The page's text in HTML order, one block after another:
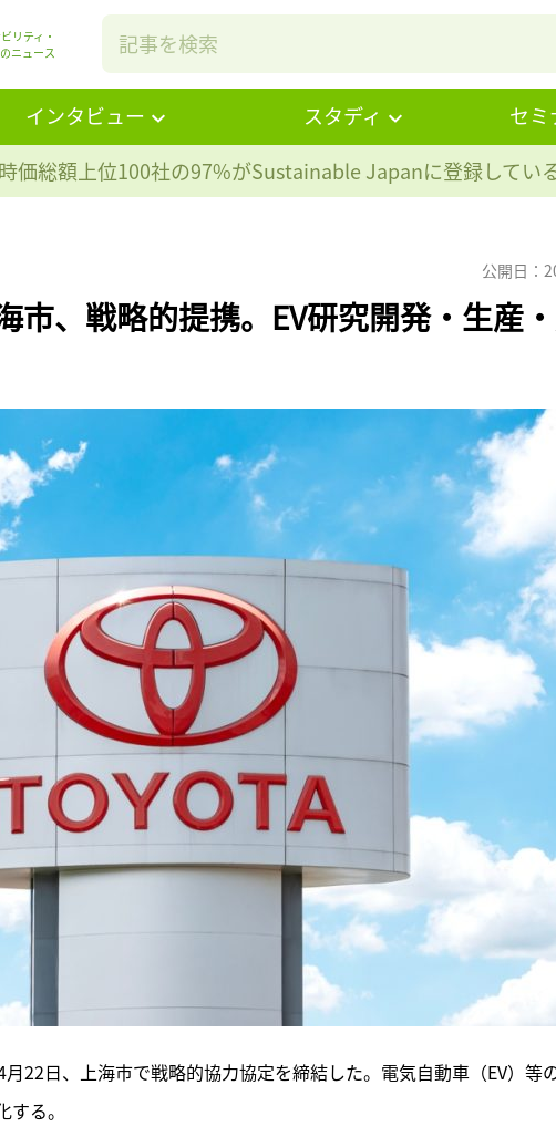
リティ・
ニュース
インタビュー スタディ セミ
時価総額上位100社の97%がSustainable Japanに登録してい
公開日：
市、戦略的提携。EV研究開発・生産
22日、上海市で戦略的協力協定を締結した。電気自動車（EV）等
る。